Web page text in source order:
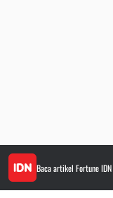
Baca artikel Fortune IDN